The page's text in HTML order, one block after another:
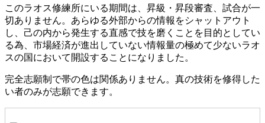
このラオス修練所にいる期間は、昇級・昇段審査、試合が一
切ありません。あらゆる外部からの情報をシャットアウト
し、己の内から発生する直感で技を磨くことを目的としてい
る為、市場経済が進出していない情報量の極めて少ないラオ
スの国において開設することになりました。
完全志願制で帯の色は関係ありません。真の技術を修得した
い者のみが志願できます。